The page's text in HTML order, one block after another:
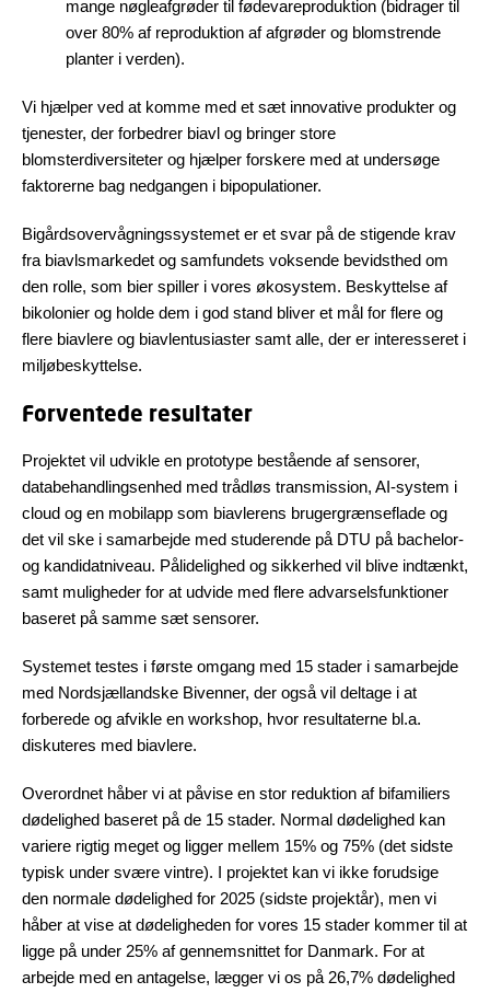
mange nøgleafgrøder til fødevareproduktion (bidrager til
over 80% af reproduktion af afgrøder og blomstrende
planter i verden).
Vi hjælper ved at komme med et sæt innovative produkter og
tjenester, der forbedrer biavl og bringer store
blomsterdiversiteter og hjælper forskere med at undersøge
faktorerne bag nedgangen i bipopulationer.
Bigårdsovervågningssystemet er et svar på de stigende krav
fra biavlsmarkedet og samfundets voksende bevidsthed om
den rolle, som bier spiller i vores økosystem. Beskyttelse af
bikolonier og holde dem i god stand bliver et mål for flere og
flere biavlere og biavlentusiaster samt alle, der er interesseret i
miljøbeskyttelse.
Forventede resultater
Projektet vil udvikle en prototype bestående af sensorer,
databehandlingsenhed med trådløs transmission, AI-system i
cloud og en mobilapp som biavlerens brugergrænseflade og
det vil ske i samarbejde med studerende på DTU på bachelor-
og kandidatniveau. Pålidelighed og sikkerhed vil blive indtænkt,
samt muligheder for at udvide med flere advarselsfunktioner
baseret på samme sæt sensorer.
Systemet testes i første omgang med 15 stader i samarbejde
med Nordsjællandske Bivenner, der også vil deltage i at
forberede og afvikle en workshop, hvor resultaterne bl.a.
diskuteres med biavlere.
Overordnet håber vi at påvise en stor reduktion af bifamiliers
dødelighed baseret på de 15 stader. Normal dødelighed kan
variere rigtig meget og ligger mellem 15% og 75% (det sidste
typisk under svære vintre). I projektet kan vi ikke forudsige
den normale dødelighed for 2025 (sidste projektår), men vi
håber at vise at dødeligheden for vores 15 stader kommer til at
ligge på under 25% af gennemsnittet for Danmark. For at
arbejde med en antagelse, lægger vi os på 26,7% dødelighed